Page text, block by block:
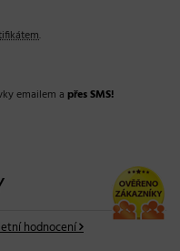
.
emailem a přes SMS!
hodnocení